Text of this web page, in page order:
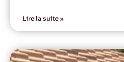
Lire la suite »